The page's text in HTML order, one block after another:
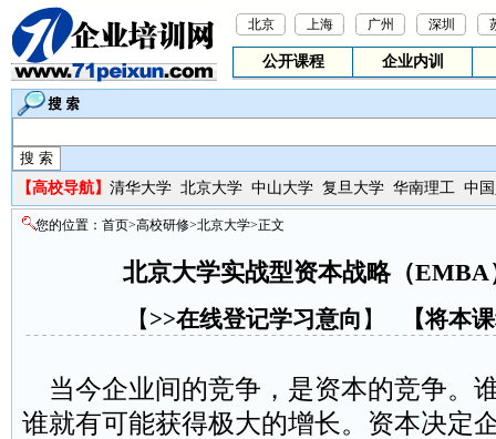
北京 上海 广州 深圳
公开课程 企业内训
【高校导航】 清华大学 北京大学 中山大学 复旦大学 华南理工 中
您的位置： 首页>高校研修>北京大学>正文
北京大学实战型资本战略（
【 >>在线登记学习意向 】 【将本
当今企业间的竞争，是资本的竞争。
谁就有可能获得极大的增长。资本决定